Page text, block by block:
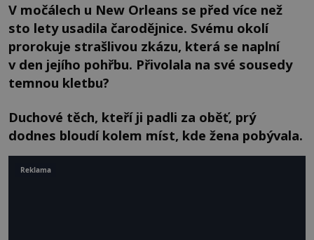
V močálech u New Orleans se před více než
sto lety usadila čarodějnice. Svému okolí
prorokuje strašlivou zkázu, která se naplní
v den jejího pohřbu. Přivolala na své sousedy
temnou kletbu?
Duchové těch, kteří ji padli za oběť, prý
dodnes bloudí kolem míst, kde žena pobývala.
Reklama